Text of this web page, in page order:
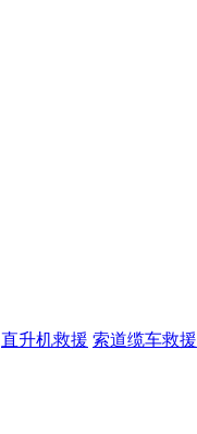
直升机救援 索道缆车救援